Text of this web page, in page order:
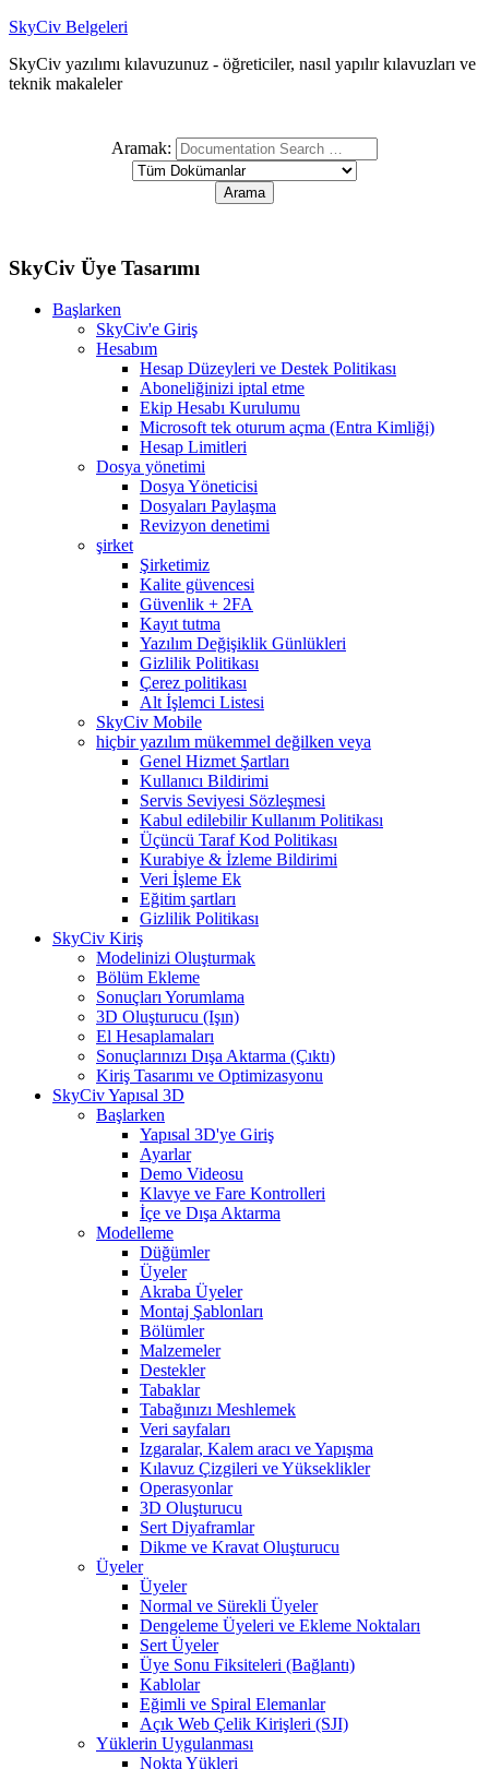
SkyCiv Belgeleri
SkyCiv yazılımı kılavuzunuz - öğreticiler, nasıl yapılır kılavuzları ve
teknik makaleler
Aramak:
SkyCiv Üye Tasarımı
Başlarken
SkyCiv'e Giriş
Hesabım
Hesap Düzeyleri ve Destek Politikası
Aboneliğinizi iptal etme
Ekip Hesabı Kurulumu
Microsoft tek oturum açma (Entra Kimliği)
Hesap Limitleri
Dosya yönetimi
Dosya Yöneticisi
Dosyaları Paylaşma
Revizyon denetimi
şirket
Şirketimiz
Kalite güvencesi
Güvenlik + 2FA
Kayıt tutma
Yazılım Değişiklik Günlükleri
Gizlilik Politikası
Çerez politikası
Alt İşlemci Listesi
SkyCiv Mobile
hiçbir yazılım mükemmel değilken veya
Genel Hizmet Şartları
Kullanıcı Bildirimi
Servis Seviyesi Sözleşmesi
Kabul edilebilir Kullanım Politikası
Üçüncü Taraf Kod Politikası
Kurabiye & İzleme Bildirimi
Veri İşleme Ek
Eğitim şartları
Gizlilik Politikası
SkyCiv Kiriş
Modelinizi Oluşturmak
Bölüm Ekleme
Sonuçları Yorumlama
3D Oluşturucu (Işın)
El Hesaplamaları
Sonuçlarınızı Dışa Aktarma (Çıktı)
Kiriş Tasarımı ve Optimizasyonu
SkyCiv Yapısal 3D
Başlarken
Yapısal 3D'ye Giriş
Ayarlar
Demo Videosu
Klavye ve Fare Kontrolleri
İçe ve Dışa Aktarma
Modelleme
Düğümler
Üyeler
Akraba Üyeler
Montaj Şablonları
Bölümler
Malzemeler
Destekler
Tabaklar
Tabağınızı Meshlemek
Veri sayfaları
Izgaralar, Kalem aracı ve Yapışma
Kılavuz Çizgileri ve Yükseklikler
Operasyonlar
3D Oluşturucu
Sert Diyaframlar
Dikme ve Kravat Oluşturucu
Üyeler
Üyeler
Normal ve Sürekli Üyeler
Dengeleme Üyeleri ve Ekleme Noktaları
Sert Üyeler
Üye Sonu Fiksiteleri (Bağlantı)
Kablolar
Eğimli ve Spiral Elemanlar
Açık Web Çelik Kirişleri (SJI)
Yüklerin Uygulanması
Nokta Yükleri